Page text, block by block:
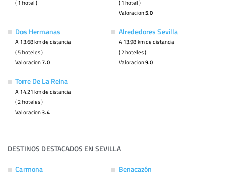
( 1 hotel )
( 1 hotel )
Valoracion5.0
Dos Hermanas
A 13.68 km de distancia
( 5 hoteles )
Valoracion7.0
Alrededores Sevilla
A 13.98 km de distancia
( 2 hoteles )
Valoracion9.0
Torre De La Reina
A 14.21 km de distancia
( 2 hoteles )
Valoracion3.4
DESTINOS DESTACADOS EN SEVILLA
Carmona Benacazón